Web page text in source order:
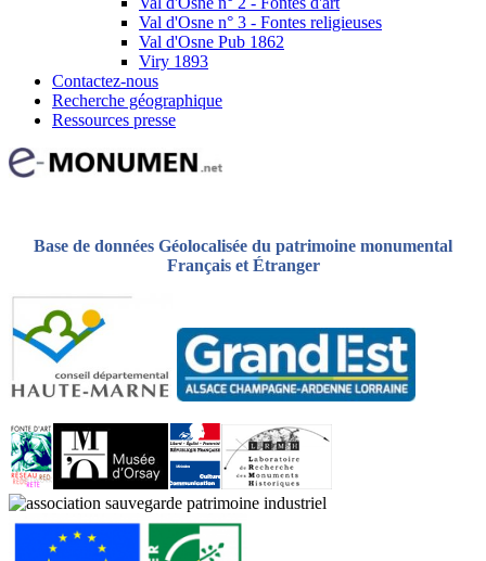
Val d'Osne n° 3 - Fontes religieuses
Val d'Osne Pub 1862
Viry 1893
Contactez-nous
Recherche géographique
Ressources presse
Base de données Géolocalisée du patrimoine monumental
Français et Étranger